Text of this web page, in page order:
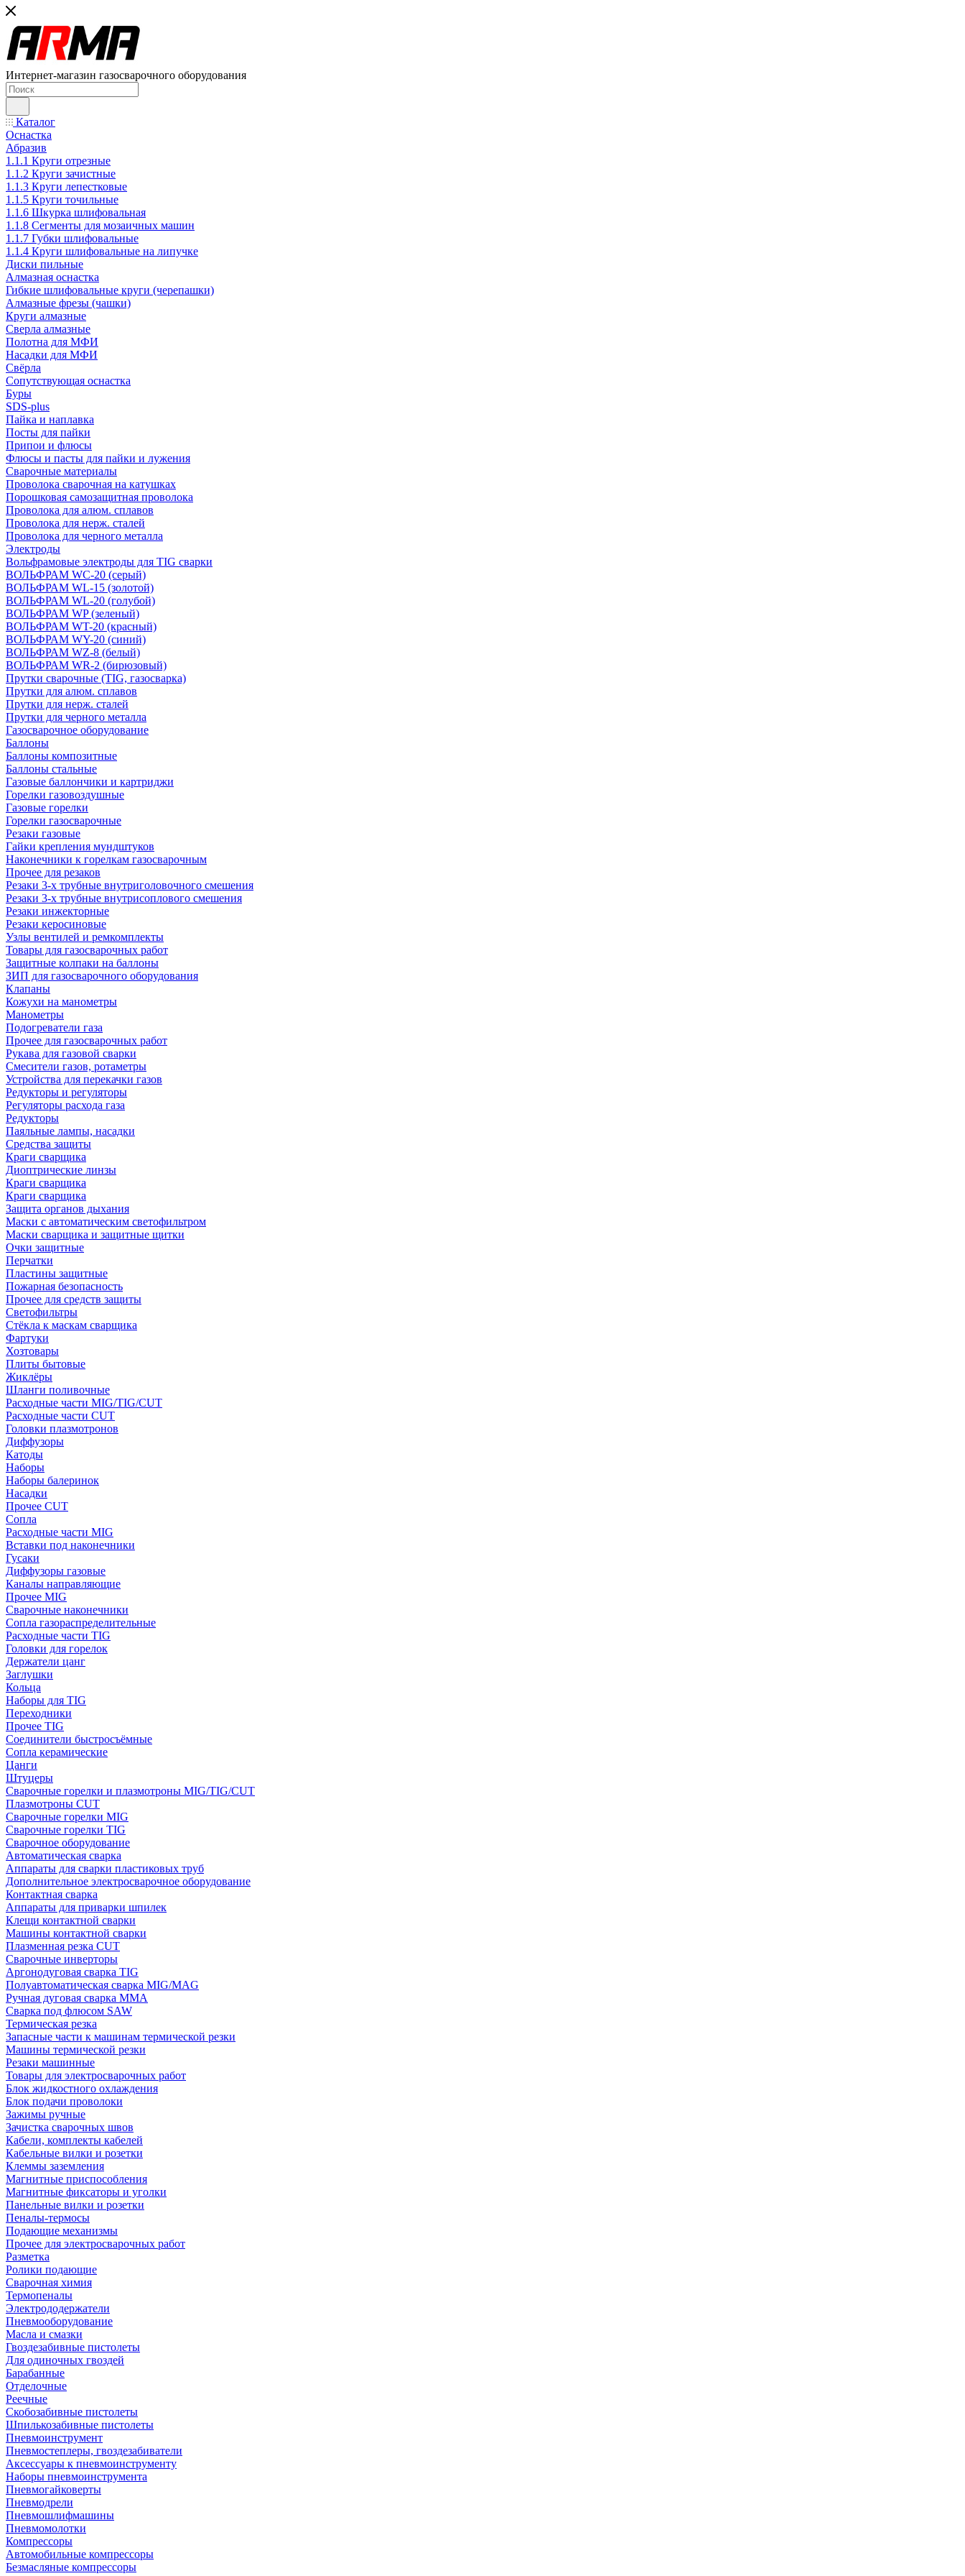
Интернет-магазин газосварочного оборудования
Каталог
Оснастка
Абразив
1.1.1 Круги отрезные
1.1.2 Круги зачистные
1.1.3 Круги лепестковые
1.1.5 Круги точильные
1.1.6 Шкурка шлифовальная
1.1.8 Сегменты для мозаичных машин
1.1.7 Губки шлифовальные
1.1.4 Круги шлифовальные на липучке
Диски пильные
Алмазная оснастка
Гибкие шлифовальные круги (черепашки)
Алмазные фрезы (чашки)
Круги алмазные
Сверла алмазные
Полотна для МФИ
Насадки для МФИ
Свёрла
Сопутствующая оснастка
Буры
SDS-plus
Пайка и наплавка
Посты для пайки
Припои и флюсы
Флюсы и пасты для пайки и лужения
Сварочные материалы
Проволока сварочная на катушках
Порошковая самозащитная проволока
Проволока для алюм. сплавов
Проволока для нерж. сталей
Проволока для черного металла
Электроды
Вольфрамовые электроды для TIG сварки
ВОЛЬФРАМ WC-20 (серый)
ВОЛЬФРАМ WL-15 (золотой)
ВОЛЬФРАМ WL-20 (голубой)
ВОЛЬФРАМ WP (зеленый)
ВОЛЬФРАМ WT-20 (красный)
ВОЛЬФРАМ WY-20 (синий)
ВОЛЬФРАМ WZ-8 (белый)
ВОЛЬФРАМ WR-2 (бирюзовый)
Прутки сварочные (TIG, газосварка)
Прутки для алюм. сплавов
Прутки для нерж. сталей
Прутки для черного металла
Газосварочное оборудование
Баллоны
Баллоны композитные
Баллоны стальные
Газовые баллончики и картриджи
Горелки газовоздушные
Газовые горелки
Горелки газосварочные
Резаки газовые
Гайки крепления мундштуков
Наконечники к горелкам газосварочным
Прочее для резаков
Резаки 3-х трубные внутриголовочного смешения
Резаки 3-х трубные внутрисоплового смешения
Резаки инжекторные
Резаки керосиновые
Узлы вентилей и ремкомплекты
Товары для газосварочных работ
Защитные колпаки на баллоны
ЗИП для газосварочного оборудования
Клапаны
Кожухи на манометры
Манометры
Подогреватели газа
Прочее для газосварочных работ
Рукава для газовой сварки
Смесители газов, ротаметры
Устройства для перекачки газов
Редукторы и регуляторы
Регуляторы расхода газа
Редукторы
Паяльные лампы, насадки
Средства защиты
Краги сварщика
Диоптрические линзы
Краги сварщика
Краги сварщика
Защита органов дыхания
Маски с автоматическим светофильтром
Маски сварщика и защитные щитки
Очки защитные
Перчатки
Пластины защитные
Пожарная безопасность
Прочее для средств защиты
Светофильтры
Стёкла к маскам сварщика
Фартуки
Хозтовары
Плиты бытовые
Жиклёры
Шланги поливочные
Расходные части MIG/TIG/CUT
Расходные части CUT
Головки плазмотронов
Диффузоры
Катоды
Наборы
Наборы балеринок
Насадки
Прочее CUT
Сопла
Расходные части MIG
Вставки под наконечники
Гусаки
Диффузоры газовые
Каналы направляющие
Прочее MIG
Сварочные наконечники
Сопла газораспределительные
Расходные части TIG
Головки для горелок
Держатели цанг
Заглушки
Кольца
Наборы для TIG
Переходники
Прочее TIG
Соединители быстросъёмные
Сопла керамические
Цанги
Штуцеры
Сварочные горелки и плазмотроны MIG/TIG/CUT
Плазмотроны CUT
Сварочные горелки MIG
Сварочные горелки TIG
Сварочное оборудование
Автоматическая сварка
Аппараты для сварки пластиковых труб
Дополнительное электросварочное оборудование
Контактная сварка
Аппараты для приварки шпилек
Клещи контактной сварки
Машины контактной сварки
Плазменная резка CUT
Сварочные инверторы
Аргонодуговая сварка TIG
Полуавтоматическая сварка MIG/MAG
Ручная дуговая сварка MMA
Сварка под флюсом SAW
Термическая резка
Запасные части к машинам термической резки
Машины термической резки
Резаки машинные
Товары для электросварочных работ
Блок жидкостного охлаждения
Блок подачи проволоки
Зажимы ручные
Зачистка сварочных швов
Кабели, комплекты кабелей
Кабельные вилки и розетки
Клеммы заземления
Магнитные приспособления
Магнитные фиксаторы и уголки
Панельные вилки и розетки
Пеналы-термосы
Подающие механизмы
Прочее для электросварочных работ
Разметка
Ролики подающие
Сварочная химия
Термопеналы
Электрододержатели
Пневмооборудование
Масла и смазки
Гвоздезабивные пистолеты
Для одиночных гвоздей
Барабанные
Отделочные
Реечные
Скобозабивные пистолеты
Шпилькозабивные пистолеты
Пневмоинструмент
Пневмостеплеры, гвоздезабиватели
Аксессуары к пневмоинструменту
Наборы пневмоинструмента
Пневмогайковерты
Пневмодрели
Пневмошлифмашины
Пневмомолотки
Компрессоры
Автомобильные компрессоры
Безмасляные компрессоры